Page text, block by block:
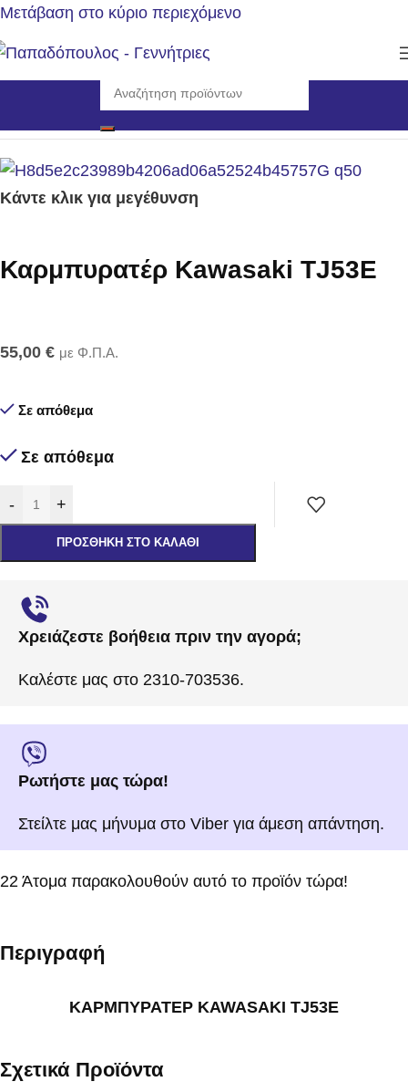
Μετάβαση στο κύριο περιεχόμενο
Αρχική σελίδα/Αναλώσιμα - Ανταλλακτικά/Καρμπυρατέρ
Κάντε κλικ για μεγέθυνση
Καρμπυρατέρ Kawasaki TJ53E
55,00 € με Φ.Π.Α.
Σε απόθεμα
Σε απόθεμα
- +
ΠΡΟΣΘΉΚΗ ΣΤΟ ΚΑΛΆΘΙ
Χρειάζεστε βοήθεια πριν την αγορά;
Καλέστε μας στο 2310-703536.
Ρωτήστε μας τώρα!
Στείλτε μας μήνυμα στο Viber για άμεση απάντηση.
22 Άτομα παρακολουθούν αυτό το προϊόν τώρα!
Περιγραφή
ΚΑΡΜΠΥΡΑΤΕΡ KAWASAKI TJ53E
Σχετικά Προϊόντα